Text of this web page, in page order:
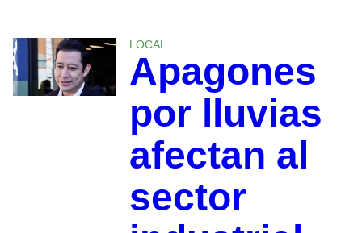
LOCAL
Apagones
por lluvias
afectan al
sector